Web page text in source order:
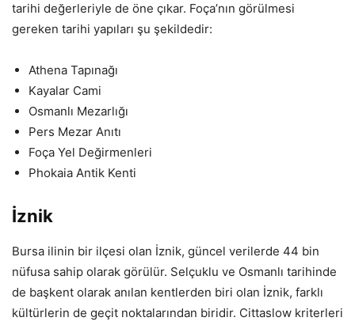
tarihi değerleriyle de öne çıkar. Foça’nın görülmesi
gereken tarihi yapıları şu şekildedir:
Athena Tapınağı
Kayalar Cami
Osmanlı Mezarlığı
Pers Mezar Anıtı
Foça Yel Değirmenleri
Phokaia Antik Kenti
İznik
Bursa ilinin bir ilçesi olan İznik, güncel verilerde 44 bin
nüfusa sahip olarak görülür. Selçuklu ve Osmanlı tarihinde
de başkent olarak anılan kentlerden biri olan İznik, farklı
kültürlerin de geçit noktalarından biridir. Cittaslow kriterleri